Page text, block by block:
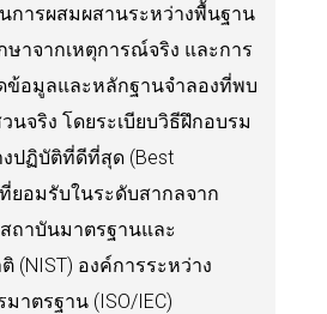
การผสมผสานระหว่างพื้นฐาน
าจากเหตุการณ์จริง และการ
ข้อมูลและหลักฐานจำลองที่พบ
นจริง โดยระเบียบวิธีฝึกอบรม
ปฏิบัติที่ดีที่สุด (Best
ยอมรับในระดับสากลจาก
ถาบันมาตรฐานและ
(NIST) องค์การระหว่าง
าตรฐาน (ISO/IEC)